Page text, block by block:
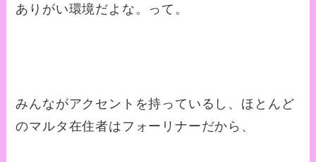
ありがい環境だよな。って。
みんながアクセントを持っているし、ほとんど
のマルタ在住者はフォーリナーだから、